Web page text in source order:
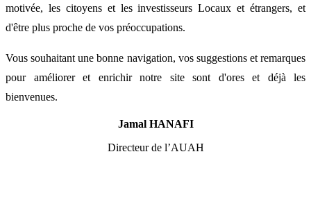
motivée, les citoyens et les investisseurs Locaux et étrangers, et
d'être plus proche de vos préoccupations.
Vous souhaitant une bonne navigation, vos suggestions et remarques
pour améliorer et enrichir notre site sont d'ores et déjà les
bienvenues.
Jamal HANAFI
Directeur de l’AUAH